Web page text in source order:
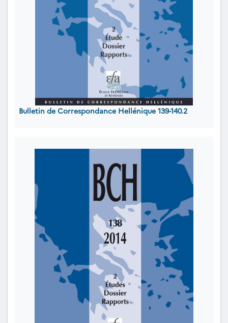
Bulletin de Correspondance Hellénique 139-140.2